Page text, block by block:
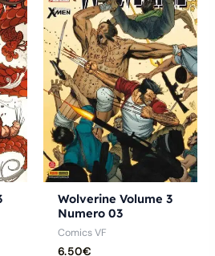
Wolverine Volume 3
Numero 03
Comics VF
6.50€